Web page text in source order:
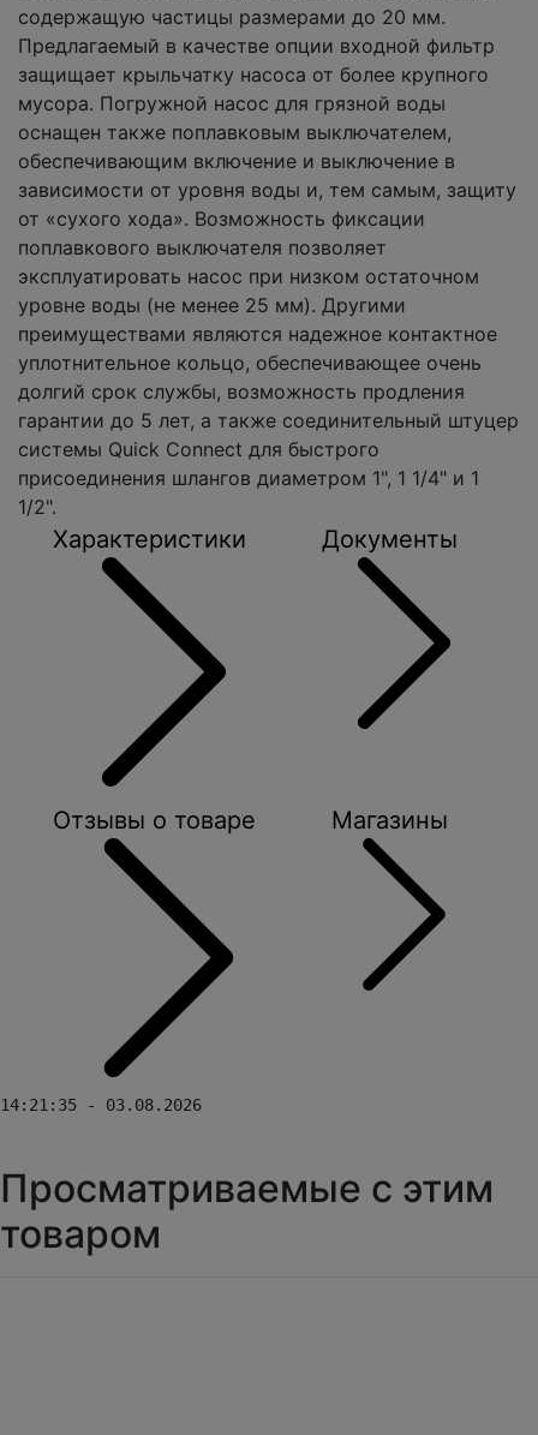
содержащую частицы размерами до 20 мм.
Предлагаемый в качестве опции входной фильтр
защищает крыльчатку насоса от более крупного
мусора. Погружной насос для грязной воды
оснащен также поплавковым выключателем,
обеспечивающим включение и выключение в
зависимости от уровня воды и, тем самым, защиту
от «сухого хода». Возможность фиксации
поплавкового выключателя позволяет
эксплуатировать насос при низком остаточном
уровне воды (не менее 25 мм). Другими
преимуществами являются надежное контактное
уплотнительное кольцо, обеспечивающее очень
долгий срок службы, возможность продления
гарантии до 5 лет, а также соединительный штуцер
системы Quick Connect для быстрого
присоединения шлангов диаметром 1", 1 1/4" и 1
1/2".
Характеристики Документы
Отзывы о товаре Магазины
14:21:35 - 03.08.2026
Просматриваемые с этим
товаром